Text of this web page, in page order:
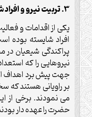
3. تربیت نیرو و افراد شایسته
یکی از اقدامات و فعالیت
افراد شایسته بوده است.
پراکندگی شیعیان در
نیروهایی را که
جهت پیش برد اهداف
بر راویانی هستند که
می نمودند. برخی از این
حضرت را عهده دار بودند.